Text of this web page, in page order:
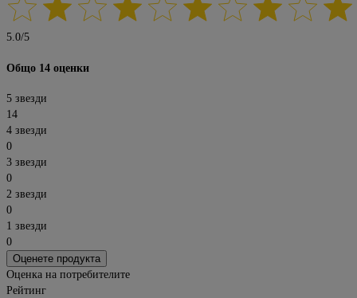
5.0/5
Общо 14 оценки
5 звезди
14
4 звезди
0
3 звезди
0
2 звезди
0
1 звезди
0
Оценете продукта
Оценка на потребителите
Рейтинг